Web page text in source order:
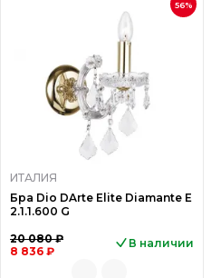
56%
ИТАЛИЯ
Бра Dio DArte Elite Diamante E
2.1.1.600 G
20 080 ₽
8 836 ₽
В наличии